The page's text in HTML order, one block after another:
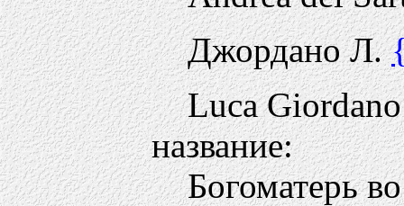
Джордано Л.
Luca Giordano
название:
Богоматерь